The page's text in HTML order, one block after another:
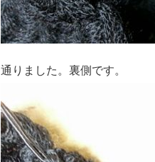
通りました。裏側です。